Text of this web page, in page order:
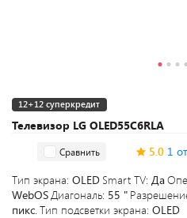
Телевизор LG OLED55C6RLA
12+12 суперкредит
Сравнить 5.0 1
Тип экрана: OLED Smart TV: Да
WebOSДиагональ: 55 "
пикс.Тип подсветки экрана: OLED